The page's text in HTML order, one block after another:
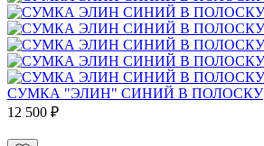
СУМКА "ЭЛИН" СИНИЙ В ПОЛОСКУ
12 500 ₽